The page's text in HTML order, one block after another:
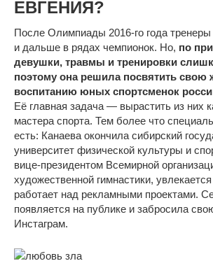
ЕВГЕНИЯ?
После Олимпиады 2016-го года тренеры
и дальше в рядах чемпионок. Но, по
девушки, травмы и тренировки
поэтому она решила посвятить свою
воспитанию юных спортсменок
Её главная задача — вырастить из них
мастера спорта. Тем более что
есть: Канаева окончила сибирский
университет физической культуры и
вице-президентом Всемирной
художественной гимнастики,
работает над рекламными проектами.
появляется на публике и забросила
Инстаграм.